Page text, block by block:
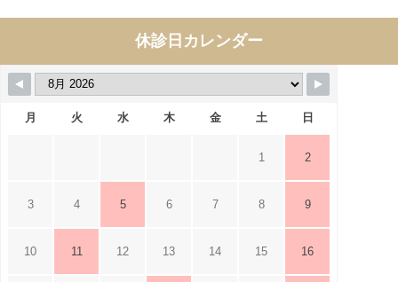
休診日カレンダー
月 火 水 木 金 土 日
1 2
3 4 5 6 7 8 9
10 11 12 13 14 15 16